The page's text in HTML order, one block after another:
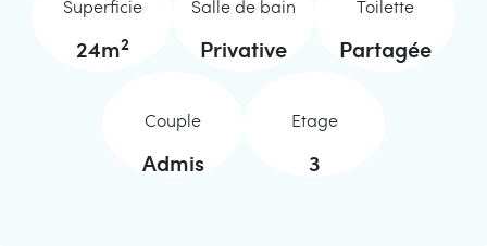
Superficie
24m2
Salle de bain
Privative
Toilette
Partagée
Couple
Admis
Etage
3